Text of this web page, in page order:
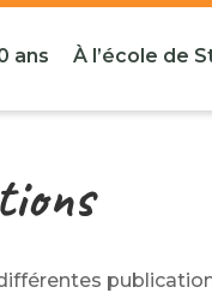
ans À l’école de